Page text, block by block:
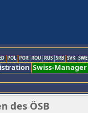
POL POR ROU RUS SRB SVK SWE
Swiss-Manager
des ÖSB